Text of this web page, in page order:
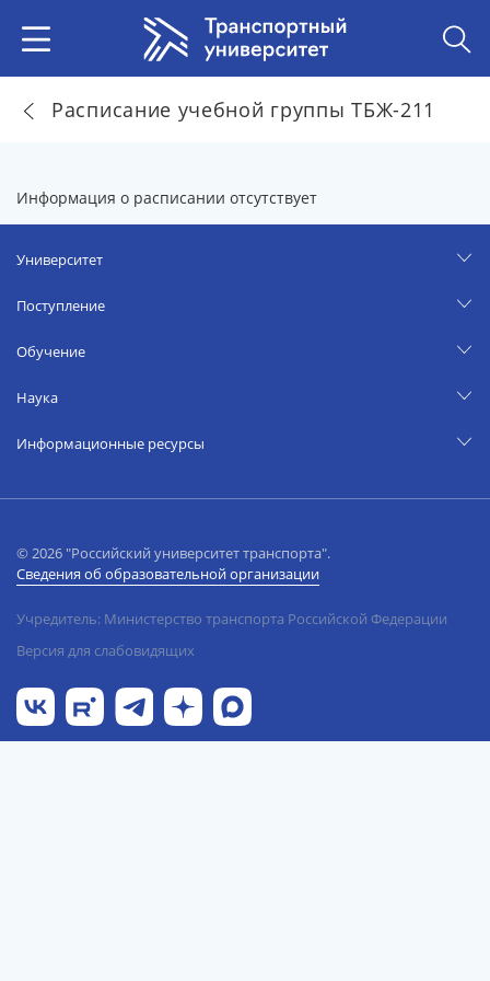
Расписание учебной группы ТБЖ-211
Информация о расписании отсутствует
Университет
Поступление
Обучение
Наука
Информационные ресурсы
© 2026 "Российский университет транспорта".
Сведения об образовательной организации
Учредитель: Министерство транспорта Российской Федерации
Версия для слабовидящих